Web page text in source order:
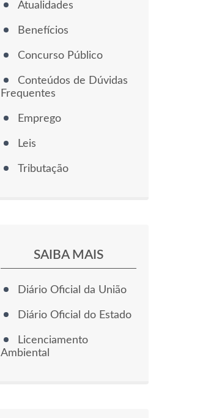
Atualidades
Benefícios
Concurso Público
Conteúdos de Dúvidas
Frequentes
Emprego
Leis
Tributação
SAIBA MAIS
Diário Oficial da União
Diário Oficial do Estado
Licenciamento
Ambiental